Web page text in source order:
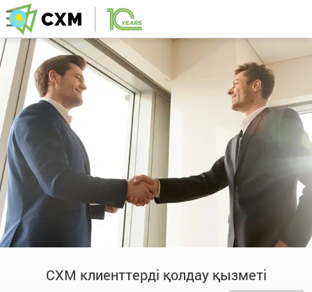
CXM клиенттерді қолдау қызметі